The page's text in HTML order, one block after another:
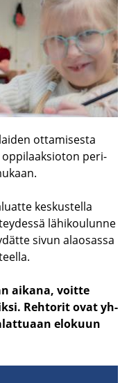
ot­ta­mi­ses­ta
op­pi­laak­sio­ton pe­ri­
kes­kus­tel­la
lä­hi­kou­lun­ne
sivun alao­sas­sa
ai­ka­na, voit­te
Reh­to­rit ovat yh­
elo­kuun